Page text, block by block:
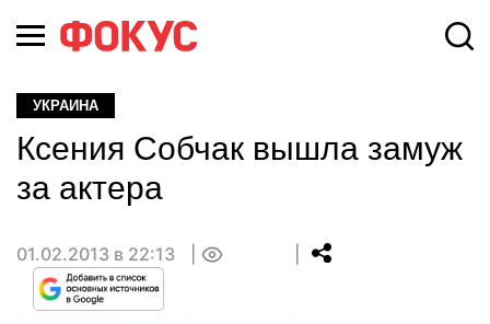
УКРАИНА
Ксения Собчак вышла замуж
за актера
01.02.2013 в 22:13